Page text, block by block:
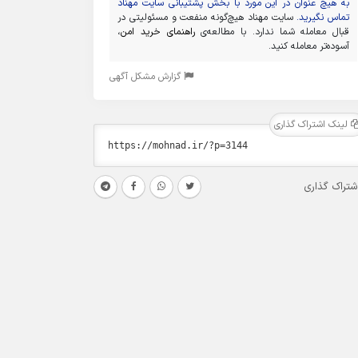
به هیچ عنوان در این مورد با بخش پشتیبانی سایت مهناد
تماس نگیرید. سایت مهناد هیچ‌گونه منفعت و مسئولیتی در
قبال معامله شما ندارد. با مطالعه‌یراهنمای خرید امن،
آسوده‌تر معامله کنید.
گزارش مشکل آگهی
لینک اشتراک گذاری
گذاری